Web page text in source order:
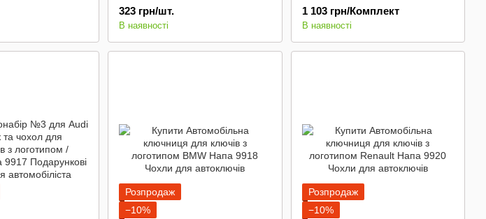
323 грн/шт.
В наявності
1 103 грн/Комплект
В наявності
Розпродаж
−10%
Розпродаж
−10%